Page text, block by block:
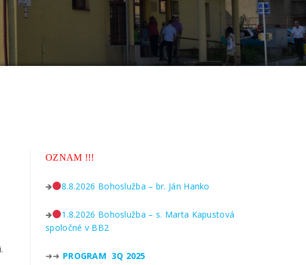
OZNAM !!!
🡺 8.8.2026 Bohoslužba – br. Ján Hanko
🡺
1.8.2026 Bohoslužba – s. Marta Kapustová
spoločné v BB2
➜➜ PROGRAM 3Q 2025